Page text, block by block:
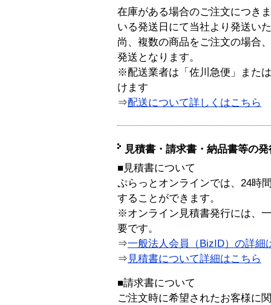
在庫がある場合のご注文につき
いる発送日にて当社より発送い
尚、複数の商品をご注文の場合
発送となります。
※配送業者は「佐川急便」また
けます
⇒配送について詳しくはこちら
見積書・請求書・納品書等の
■見積書について
ぷらっとオンラインでは、24時
することができます。
※オンライン見積書発行には、
要です。
⇒一般法人会員（BizID）の詳細
⇒ 見積書について詳細はこちら
■請求書について
ご注文時に希望されたお客様に